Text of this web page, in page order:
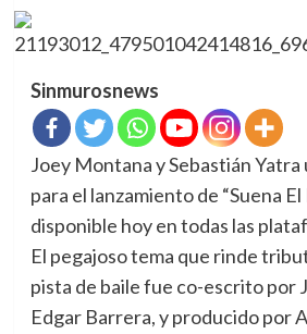
Sinmurosnews
Joey Montana y Sebastián
para el lanzamiento de “Suena
disponible hoy en todas las
El pegajoso tema que rinde
pista de baile fue co-escrito por
Edgar Barrera, y producido por